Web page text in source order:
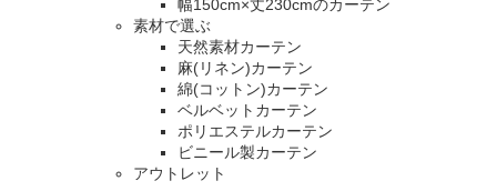
幅150cm×丈230cmのカーテン
素材で選ぶ
天然素材カーテン
麻(リネン)カーテン
綿(コットン)カーテン
ベルベットカーテン
ポリエステルカーテン
ビニール製カーテン
アウトレット